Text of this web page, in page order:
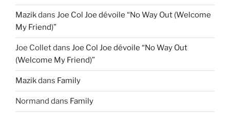
Mazikdans Joe Col Joe dévoile “No Way Out (Welcome
My Friend)”
Joe Colletdans Joe Col Joe dévoile “No Way Out
(Welcome My Friend)”
Mazikdans Family
Normand dans Family